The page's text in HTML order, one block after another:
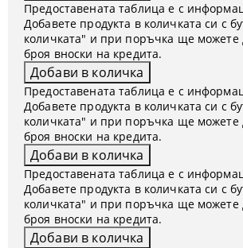
Предоставената таблица е с
Добавете продукта в количката си с
количката" и при поръчка ще можете
броя вноски на кредита.
Предоставената таблица е с
Добавете продукта в количката си с
количката" и при поръчка ще можете
броя вноски на кредита.
Предоставената таблица е с
Добавете продукта в количката си с
количката" и при поръчка ще можете
броя вноски на кредита.